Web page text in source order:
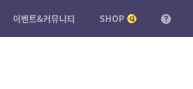
이벤트&커뮤니티 SHOP